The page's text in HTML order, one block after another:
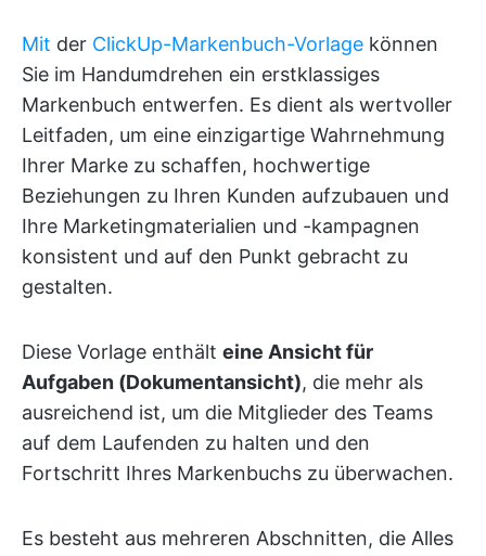
Mit der ClickUp-Markenbuch-Vorlage können
Sie im Handumdrehen ein erstklassiges
Markenbuch entwerfen. Es dient als wertvoller
Leitfaden, um eine einzigartige Wahrnehmung
Ihrer Marke zu schaffen, hochwertige
Beziehungen zu Ihren Kunden aufzubauen und
Ihre Marketingmaterialien und -kampagnen
konsistent und auf den Punkt gebracht zu
gestalten.
Diese Vorlage enthält eine Ansicht für
Aufgaben (Dokumentansicht), die mehr als
ausreichend ist, um die Mitglieder des Teams
auf dem Laufenden zu halten und den
Fortschritt Ihres Markenbuchs zu überwachen.
Es besteht aus mehreren Abschnitten, die Alles